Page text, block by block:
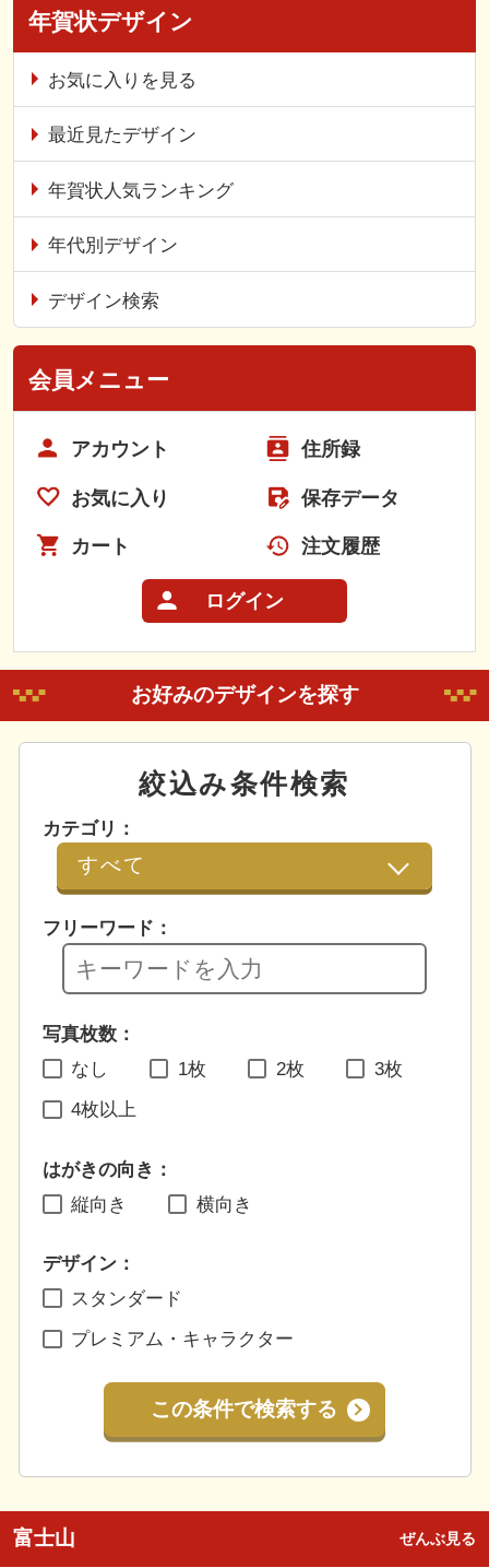
年賀状デザイン
お気に入りを見る
最近見たデザイン
年賀状人気ランキング
年代別デザイン
デザイン検索
会員メニュー
アカウント 住所録
お気に入り 保存データ
カート 注文履歴
ログイン
お好みのデザインを探す
絞込み条件検索
カテゴリ：
フリーワード：
写真枚数：
なし
1枚 2枚 3枚
4枚以上
はがきの向き：
縦向き
横向き
デザイン：
スタンダード
プレミアム・キャラクター
この条件で検索する
富士山 ぜんぶ見る